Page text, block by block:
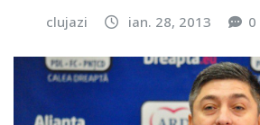
clujazi ian. 28, 2013 0